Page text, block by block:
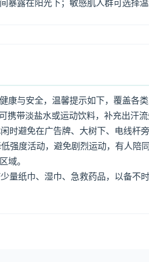
暴露在阳光下；敏感肌人群可选择温
康与安全，温馨提示如下，覆盖各类
携带淡盐水或运动饮料，补充出汗流
时避免在广告牌、大树下、电线杆
强度活动，避免剧烈运动，有人陪
域。
量纸巾、湿巾、急救药品，以备不